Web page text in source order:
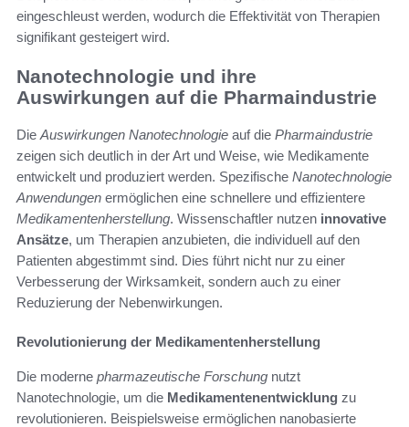
eingeschleust werden, wodurch die Effektivität von Therapien
signifikant gesteigert wird.
Nanotechnologie und ihre
Auswirkungen auf die Pharmaindustrie
Die Auswirkungen Nanotechnologie auf die Pharmaindustrie
zeigen sich deutlich in der Art und Weise, wie Medikamente
entwickelt und produziert werden. Spezifische Nanotechnologie
Anwendungen ermöglichen eine schnellere und effizientere
Medikamentenherstellung. Wissenschaftler nutzen innovative
Ansätze, um Therapien anzubieten, die individuell auf den
Patienten abgestimmt sind. Dies führt nicht nur zu einer
Verbesserung der Wirksamkeit, sondern auch zu einer
Reduzierung der Nebenwirkungen.
Revolutionierung der Medikamentenherstellung
Die moderne pharmazeutische Forschung nutzt
Nanotechnologie, um die Medikamentenentwicklung zu
revolutionieren. Beispielsweise ermöglichen nanobasierte